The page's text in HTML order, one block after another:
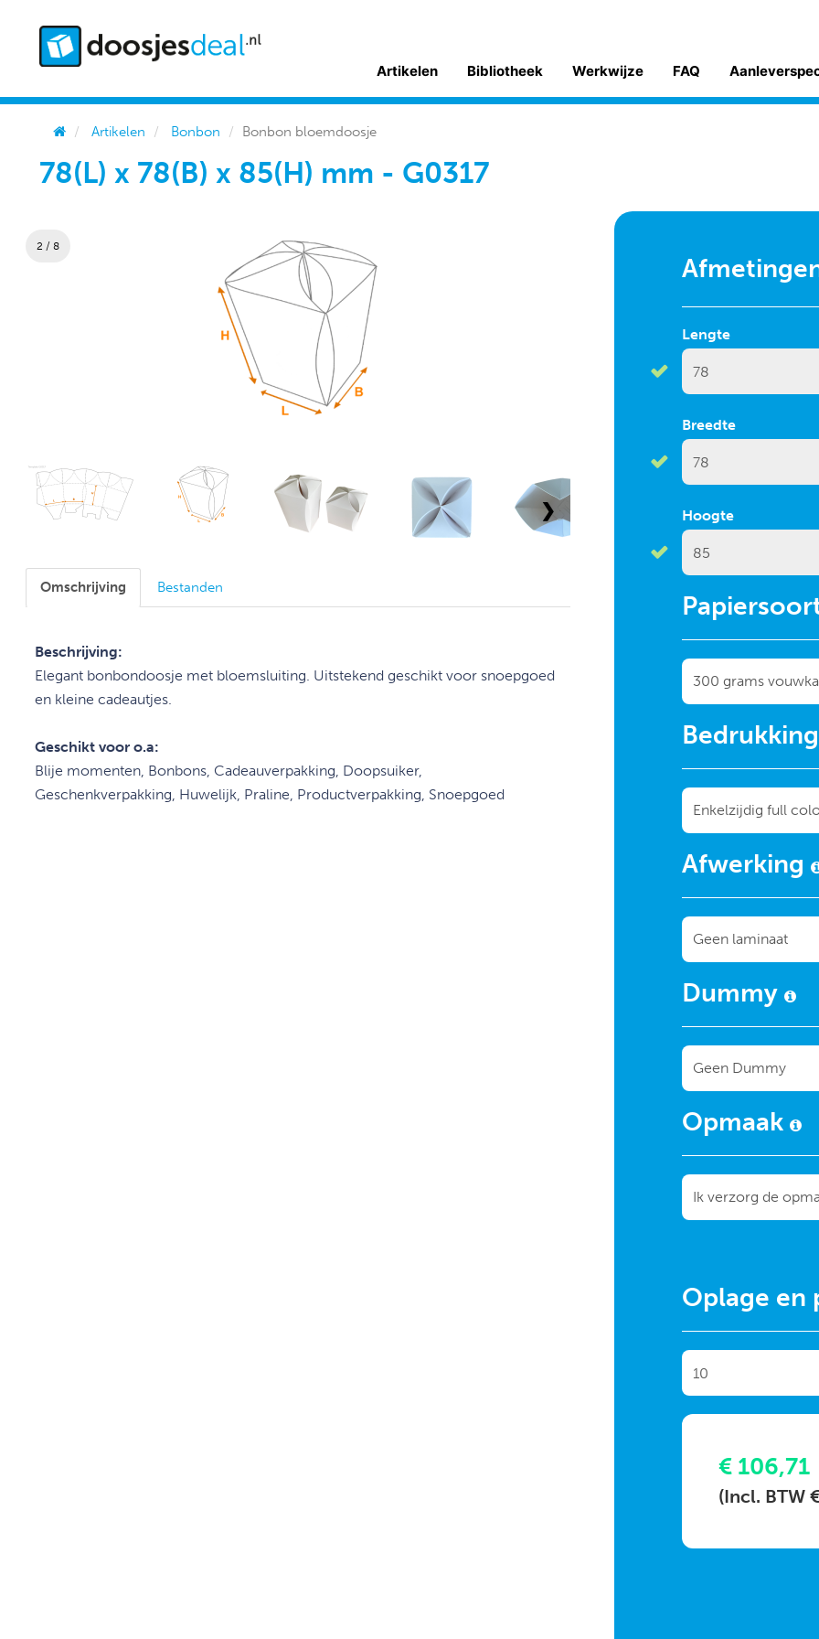
Artikelen Bibliotheek Werkwijze FAQ
Artikelen Bonbon Bonbon bloemdoosje
78(L) x 78(B) x 85(H) mm - G0317
2 / 8
❯
Omschrijving Bestanden
Beschrijving:
Elegant bonbondoosje met bloemsluiting. Uitstekend geschikt voor snoepgoed
en kleine cadeautjes.
Geschikt voor o.a:
Blije momenten, Bonbons, Cadeauverpakking, Doopsuiker,
Geschenkverpakking, Huwelijk, Praline, Productverpakking, Snoepgoed
Lengte
Breedte
Hoogte
Afwerking
Dummy
Opmaak
Oplage en
€ 106,71
(Incl. BTW